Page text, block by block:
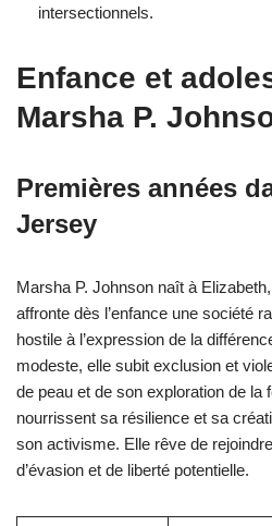
intersectionnels.
Enfance et
Marsha P.
Premières années
Jersey
Marsha P. Johnson naît à
affronte dès l’enfance une société
hostile à l’expression de la
modeste, elle subit exclusion et
de peau et de son exploration de la
nourrissent sa résilience et sa
son activisme. Elle rêve de
d’évasion et de liberté potentielle.